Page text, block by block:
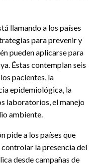
llamando a los países
para prevenir y
pueden aplicarse para
Éstas contemplan seis
pacientes, la
epidemiológica, la
laboratorios, el manejo
ambiente.
pide a los países que
la presencia del
desde campañas de